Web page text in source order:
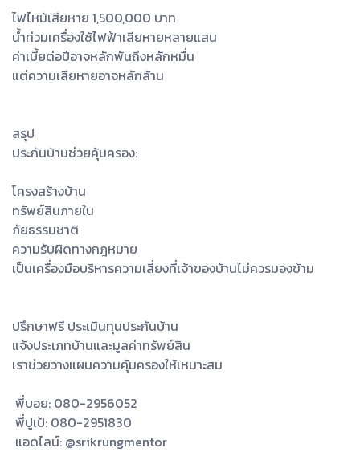
ไฟไหม้เสียหาย 1,500,000 บาท
น้ำท่วมเครื่องใช้ไฟฟ้าเสียหายหลายแสน
ค่าเบี้ยต่อปีอาจหลักพันถึงหลักหมื่น
แต่ความเสียหายอาจหลักล้าน
สรุป
ประกันบ้านช่วยคุ้มครอง:
โครงสร้างบ้าน
ทรัพย์สินภายใน
ภัยธรรมชาติ
ความรับผิดทางกฎหมาย
เป็นเครื่องมือบริหารความเสี่ยงที่เจ้าของบ้านไม่ควรมองข้าม
ปรึกษาฟรี ประเมินทุนประกันบ้าน
แจ้งประเภทบ้านและมูลค่าทรัพย์สิน
เราช่วยวางแผนความคุ้มครองให้เหมาะสม
พี่บอย: 080-2956052
พี่ปูเป้: 080-2951830
แอดไลน์: @srikrungmentor